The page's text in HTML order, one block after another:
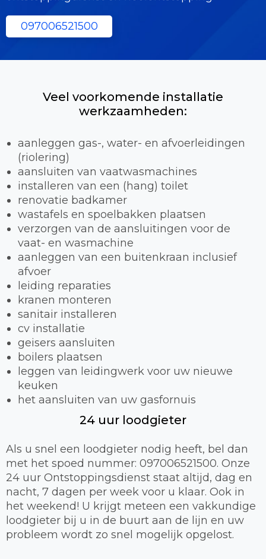
097006521500
Veel voorkomende installatie
werkzaamheden:
aanleggen gas-, water- en afvoerleidingen
(riolering)
aansluiten van vaatwasmachines
installeren van een (hang) toilet
renovatie badkamer
wastafels en spoelbakken plaatsen
verzorgen van de aansluitingen voor de
vaat- en wasmachine
aanleggen van een buitenkraan inclusief
afvoer
leiding reparaties
kranen monteren
sanitair installeren
cv installatie
geisers aansluiten
boilers plaatsen
leggen van leidingwerk voor uw nieuwe
keuken
het aansluiten van uw gasfornuis
24 uur loodgieter
Als u snel een loodgieter nodig heeft, bel dan
met het spoed nummer: 097006521500. Onze
24 uur Ontstoppingsdienst staat altijd, dag en
nacht, 7 dagen per week voor u klaar. Ook in
het weekend! U krijgt meteen een vakkundige
loodgieter bij u in de buurt aan de lijn en uw
probleem wordt zo snel mogelijk opgelost.